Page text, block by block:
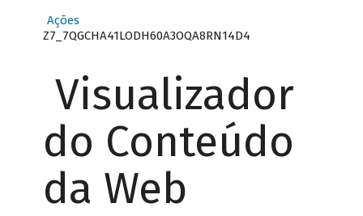
Ações
Z7_7QGCHA41LODH60A3OQA8RN14D4
Visualizador
do Conteúdo
da Web